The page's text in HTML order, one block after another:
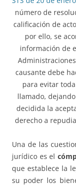
número de
calificación de
por ello, se
información de
causante debe
para evitar
llamado,
decidida la
derecho a
Una de las
jurídico es el
que establece la
su poder los